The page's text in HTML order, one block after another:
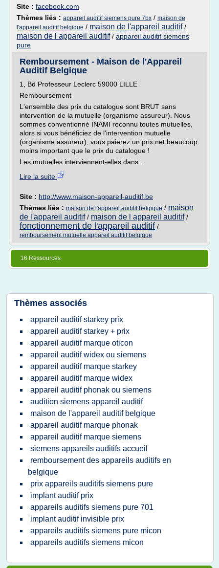
Site : facebook.com
Thèmes liés : appareil auditif siemens pure 7bx / maison de
l'appareil auditif belgique / maison de l'appareil auditif/
maison de l appareil auditif/ appareil auditif siemens
pure
Remboursement - Maison de l'Appareil
Auditif Belgique
1, Bd Professeur Leclerc 59000 LILLE
Remboursement
L'ensemble des prix du catalogue sont BRUT sans
intervention de la mutuelle (organisme assureur). Nous
sommes conventionné INAMI reconnu toutes mutuelles,
alors si vous bénéficiez de l'intervention mutuelle
(organisme assureur), vous paierez un prix net beaucoup
moins important que le prix du catalogue !
Les mutuelles interviennent-elles dans...
Lire la suite
Site : http://www.maison-appareil-auditif.be
Thèmes liés : maison de l'appareil auditif belgique / maison
de l'appareil auditif/ maison de l appareil auditif/
fonctionnement de l'appareil auditif /
remboursement mutuelle appareil auditif belgique
16 Ressources
Thèmes associés
appareil auditif starkey prix
appareil auditif starkey + prix
appareil auditif marque oticon
appareil auditif widex ou siemens
appareil auditif marque starkey
appareil auditif marque widex
appareil auditif phonak ou siemens
audition siemens appareil auditif
maison de l'appareil auditif belgique
appareil auditif marque phonak
appareil auditif marque siemens
siemens appareils auditifs accueil
remboursement des appareils auditifs en
belgique
prix appareils auditifs siemens pure
implant auditif prix
appareils auditifs siemens pure 701
implant auditif invisible prix
appareils auditifs siemens pure micon
appareils auditifs siemens micon